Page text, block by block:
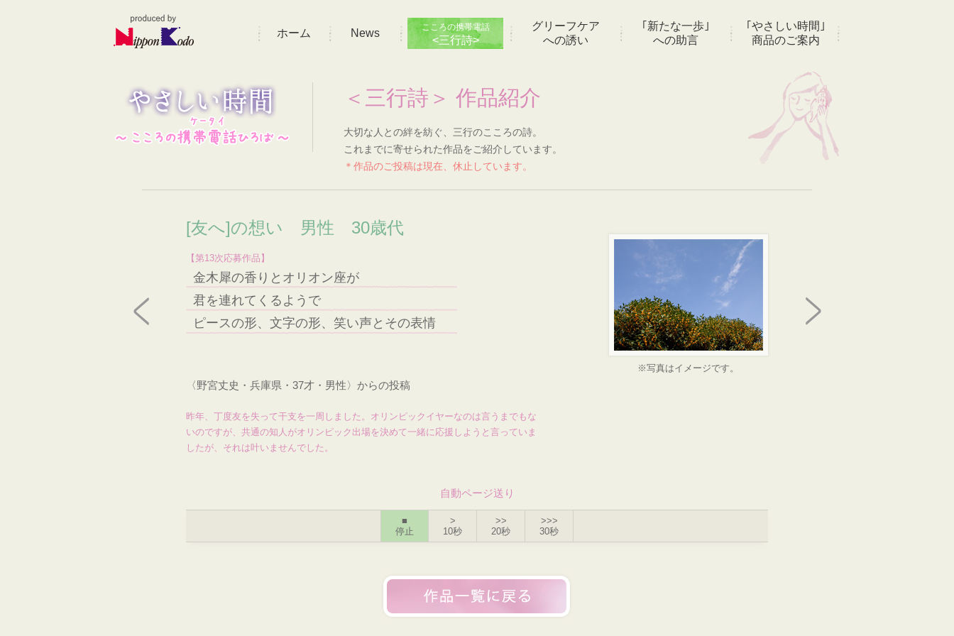
ホーム News こころの携帯電話
<三行詩>
グリーフケア
への誘い
｢新たな一歩｣
への助言
｢やさしい時間｣
商品のご案内
＜三行詩＞ 作品紹介
大切な人との絆を紡ぐ、三行のこころの詩。
これまでに寄せられた作品をご紹介しています。
＊作品のご投稿は現在、休止しています。
[友へ]の想い 男性 30歳代
【第13次応募作品】
金木犀の香りとオリオン座が
君を連れてくるようで
ピースの形、文字の形、笑い声とその表情
※写真はイメージです。
〈野宮丈史・兵庫県・37才・男性〉からの投稿
昨年、丁度友を失って干支を一周しました。オリンピックイヤーなのは言うまでもな
いのですが、共通の知人がオリンピック出場を決めて一緒に応援しようと言っていま
したが、それは叶いませんでした。
自動ページ送り
■
停止
>
10秒
>>
20秒
>>>
30秒